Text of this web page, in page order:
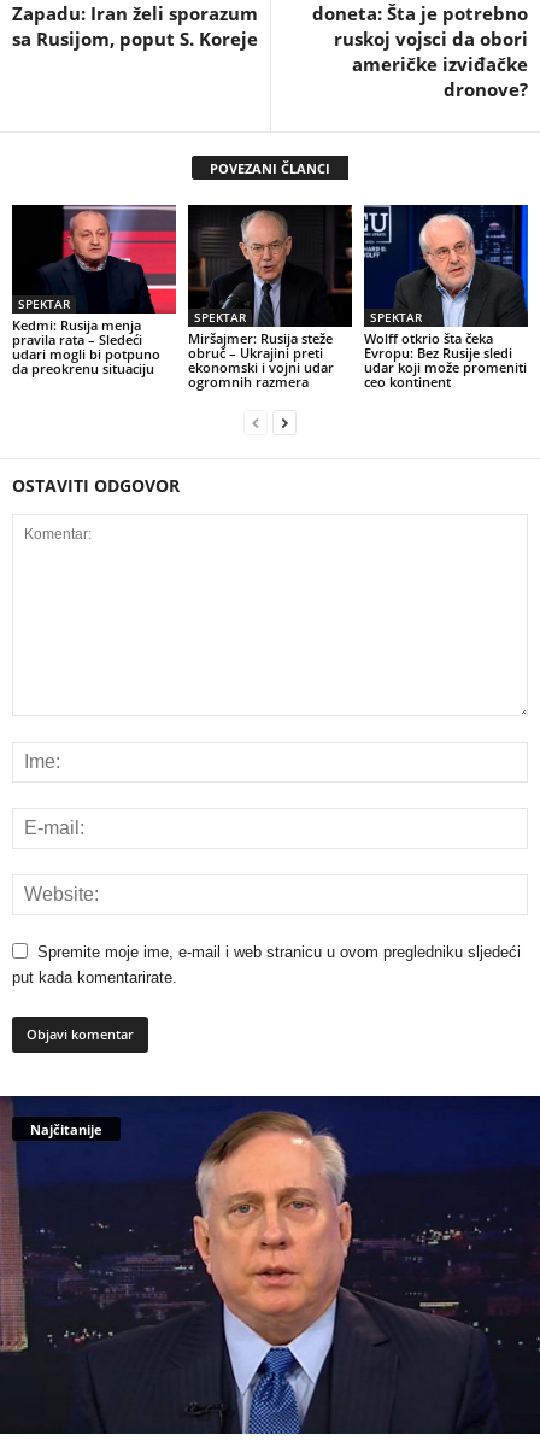
Zapadu: Iran želi sporazum
sa Rusijom, poput S. Koreje
doneta: Šta je potrebno
ruskoj vojsci da obori
američke izviđačke
dronove?
POVEZANI ČLANCI
SPEKTAR
Kedmi: Rusija menja
pravila rata – Sledeći
udari mogli bi potpuno
da preokrenu situaciju
SPEKTAR
Miršajmer: Rusija steže
obruč – Ukrajini preti
ekonomski i vojni udar
ogromnih razmera
SPEKTAR
Wolff otkrio šta čeka
Evropu: Bez Rusije sledi
udar koji može promeniti
ceo kontinent
OSTAVITI ODGOVOR
Spremite moje ime, e-mail i web stranicu u ovom pregledniku sljedeći
put kada komentarirate.
Najčitanije